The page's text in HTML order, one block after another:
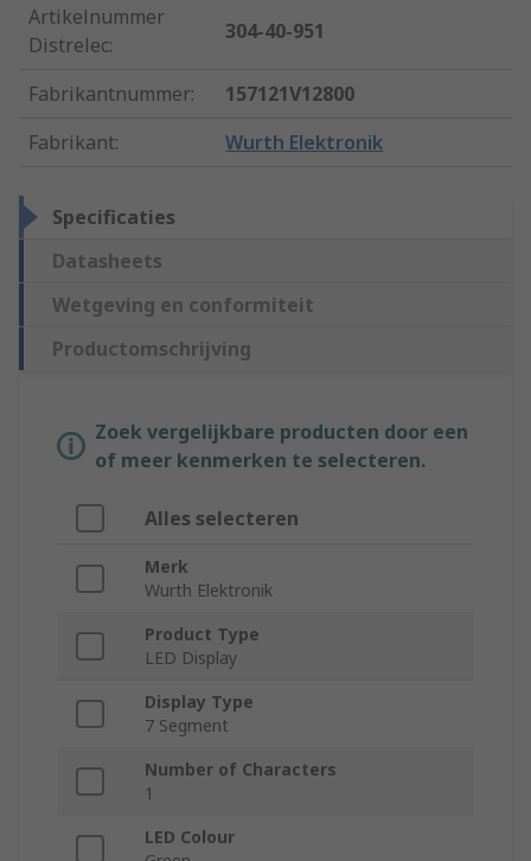
Artikelnummer
Distrelec:
304-40-951
Fabrikantnummer:
157121V12800
Fabrikant: Wurth Elektronik
Specificaties
Datasheets
Wetgeving en conformiteit
Productomschrijving
Zoek vergelijkbare producten door een
of meer kenmerken te selecteren.
Alles selecteren
Merk
Wurth Elektronik
Product Type
LED Display
Display Type
7 Segment
Number of Characters
1
LED Colour